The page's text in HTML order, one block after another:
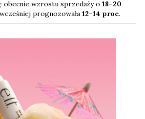
obecnie wzrostu sprzedaży o 18–20
prognozowała 12–14 proc.